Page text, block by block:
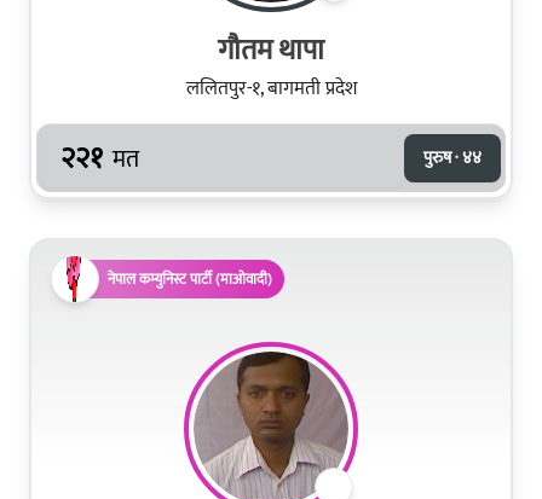
गौतम थापा
ललितपुर-१, बागमती प्रदेश
२२१ मत पुरुष · ४४
नेपाल कम्युनिस्ट पार्टी (माओवादी)